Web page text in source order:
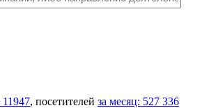
11947, посетителей за месяц: 527 336